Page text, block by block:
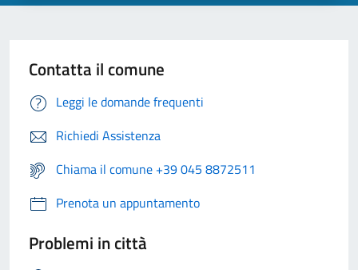
Contatta il comune
Leggi le domande frequenti
Richiedi Assistenza
Chiama il comune +39 045 8872511
Prenota un appuntamento
Problemi in città